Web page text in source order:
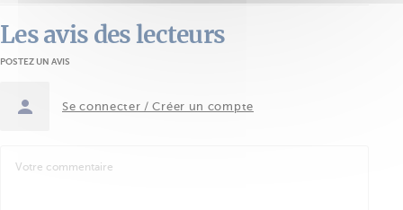
Les avis des lecteurs
POSTEZ UN AVIS
Se connecter / Créer un compte